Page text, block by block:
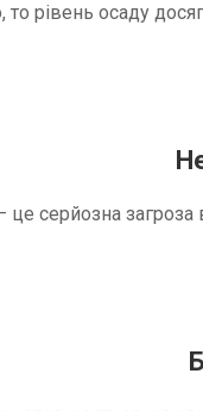
рівень осаду
це серйозна